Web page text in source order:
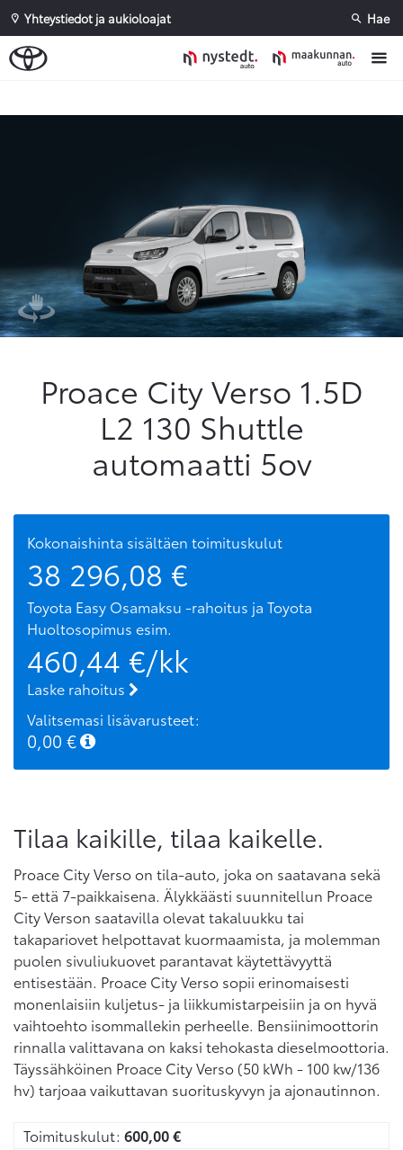
Yhteystiedot ja aukioloajat Hae
Proace City Verso 1.5D
L2 130 Shuttle
automaatti 5ov
Kokonaishinta sisältäen toimituskulut
38 296,08 €
Toyota Easy Osamaksu -rahoitus ja Toyota
Huoltosopimus esim.
460,44 €/kk
Laske rahoitus
Valitsemasi lisävarusteet:
0,00 €
Tilaa kaikille, tilaa kaikelle.
Proace City Verso on tila-auto, joka on saatavana sekä
5- että 7-paikkaisena. Älykkäästi suunnitellun Proace
City Verson saatavilla olevat takaluukku tai
takapariovet helpottavat kuormaamista, ja molemman
puolen sivuliukuovet parantavat käytettävyyttä
entisestään. Proace City Verso sopii erinomaisesti
monenlaisiin kuljetus- ja liikkumistarpeisiin ja on hyvä
vaihtoehto isommallekin perheelle. Bensiinimoottorin
rinnalla valittavana on kaksi tehokasta dieselmoottoria.
Täyssähköinen Proace City Verso (50 kWh - 100 kw/136
hv) tarjoaa vaikuttavan suorituskyvyn ja ajonautinnon.
Toimituskulut: 600,00€